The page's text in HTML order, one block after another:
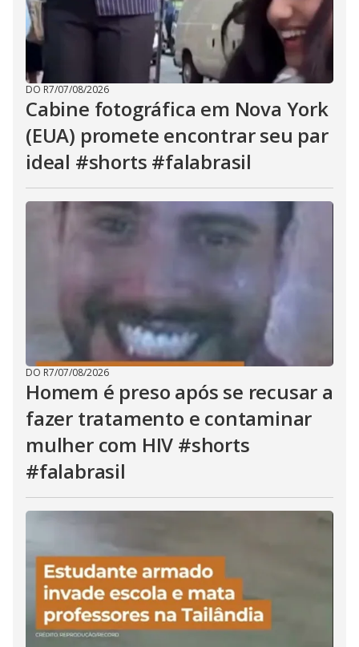
DO R7/07/08/2026
Cabine fotográfica em Nova York
(EUA) promete encontrar seu par
ideal #shorts #falabrasil
DO R7/07/08/2026
Homem é preso após se recusar a
fazer tratamento e contaminar
mulher com HIV #shorts
#falabrasil